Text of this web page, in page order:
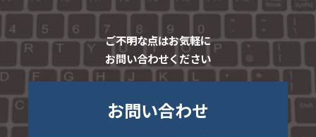
ご不明な点はお気軽に
お問い合わせください
お問い合わせ